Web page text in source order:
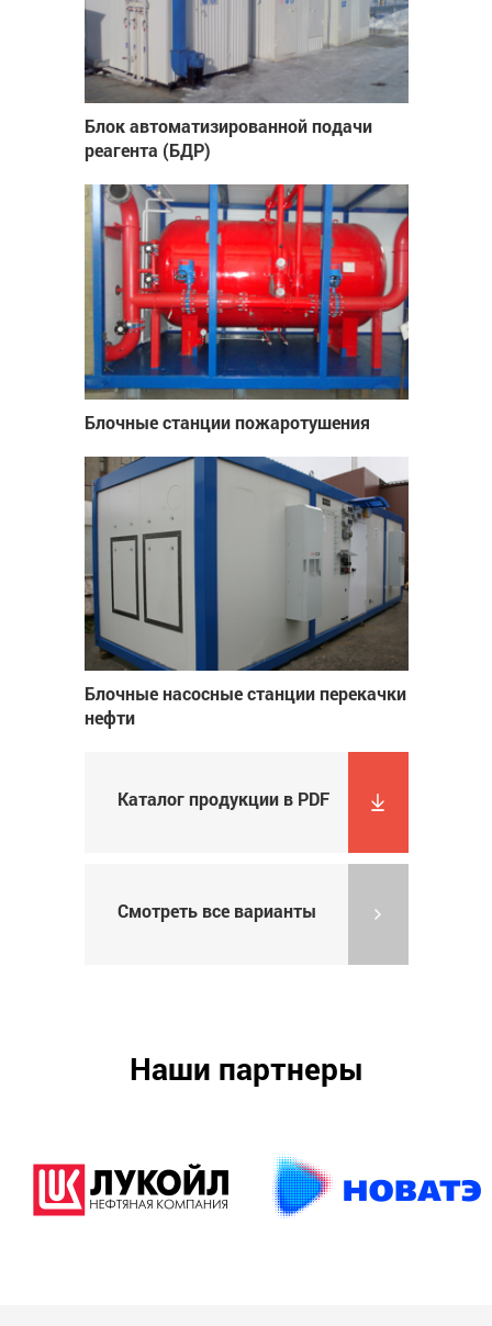
Блок автоматизированной подачи
реагента (БДР)
Блочные станции пожаротушения
Блочные насосные станции перекачки
нефти
Каталог продукции в PDF
Смотреть все варианты
Наши партнеры